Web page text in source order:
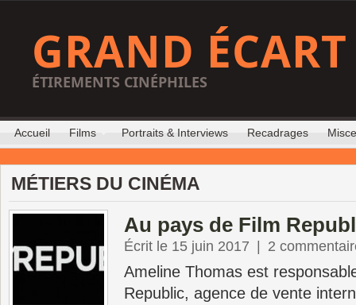
GRAND ÉCART
ÉTIREMENTS CINÉPHILES
Accueil Films Portraits & Interviews Recadrages
MÉTIERS DU CINÉMA
Au pays de Film
Écrit le 15 juin 2017 2
Ameline Thomas est
Republic, agence de vente